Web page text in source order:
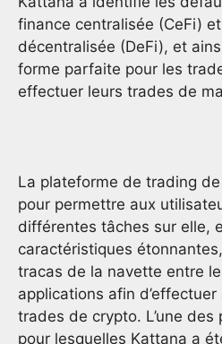
finance centralisée (CeFi)
décentralisée (DeFi), et
forme parfaite pour les
effectuer leurs trades de
La plateforme de trading
pour permettre aux
différentes tâches sur elle,
caractéristiques
tracas de la navette entre
applications afin
trades de crypto. L’une des
pour lesquelles Kattana a